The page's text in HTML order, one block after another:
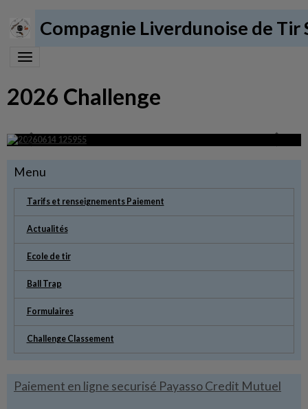
Compagnie Liverdunoise de
2026 Challenge
Menu
Tarifs et renseignements Paiement
Actualités
Ecole de tir
Ball Trap
Formulaires
Challenge Classement
Paiement en ligne securisé Payasso Credit Mutuel